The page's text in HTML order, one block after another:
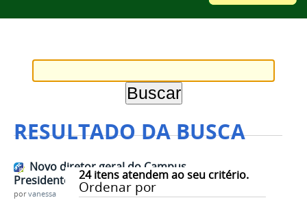
RESULTADO DA BUSCA
24itens atendem ao seu critério.
Ordenar por
Novo diretor geral do Campus
Presidente é empossado
porvanessa